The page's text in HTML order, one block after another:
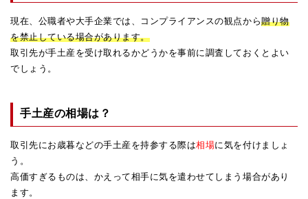
現在、公職者や大手企業では、コンプライアンスの観点から贈り物
を禁止している場合があります。
取引先が手土産を受け取れるかどうかを事前に調査しておくとよい
でしょう。
手土産の相場は？
取引先にお歳暮などの手土産を持参する際は相場に気を付けましょ
う。
高価すぎるものは、かえって相手に気を遣わせてしまう場合があり
ます。